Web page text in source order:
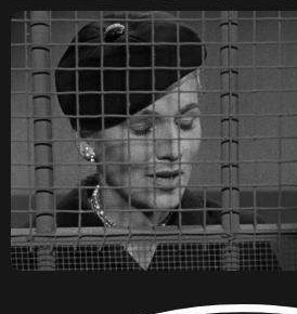
ИП ЛЕОНОВ ЛЕОНИД ДЕНИСОВИЧ
ПО ВОПРОСАМ СОТРУДНИЧЕСТВА И ПРОКАТА:
OUTCINEMA@YANDEX.RU
КОВЕНСКИЙ 14, САНКТ-
ПЕТЕРБУРГ
КОНФИДЕНЦИАЛЬНОСТЬ
ДОГОВОР ОФЕРТЫ
TELEGRAM